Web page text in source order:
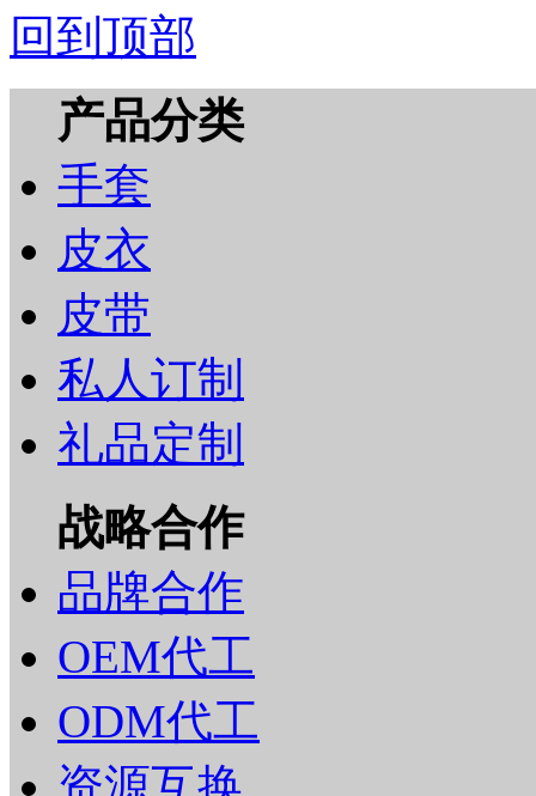
回到顶部
产品分类
手套
皮衣
皮带
私人订制
礼品定制
战略合作
品牌合作
OEM代工
ODM代工